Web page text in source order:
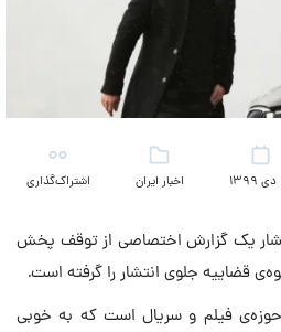
اخبار ایران
اشتراک‌گذاری
یک گزارش اختصاصی از توقف پخش
قضاییه جلوی انتشار را گرفته است.
فیلم و سریال است که به خوبی